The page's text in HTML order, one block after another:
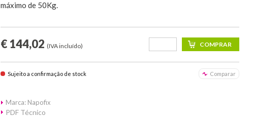
máximo de 50Kg.
€ 144,02 (IVA incluído)
Sujeito a confirmação de stock Comparar
Marca: Napofix
PDF Técnico